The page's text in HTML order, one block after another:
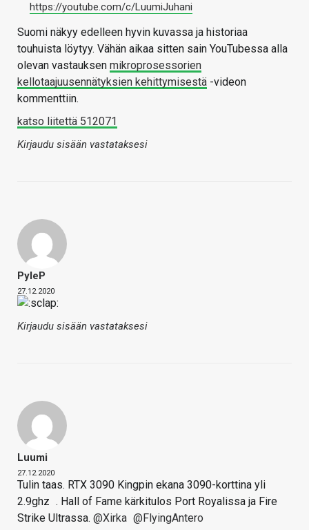
https://youtube.com/c/LuumiJuhani
Suomi näkyy edelleen hyvin kuvassa ja historiaa
touhuista löytyy. Vähän aikaa sitten sain YouTubessa alla
olevan vastauksen mikroprosessorien
kellotaajuusennätyksien kehittymisestä -videon
kommenttiin.
katso liitettä 512071
Kirjaudu sisään vastataksesi
PyleP
27.12.2020
Kirjaudu sisään vastataksesi
Luumi
27.12.2020
Tulin taas. RTX 3090 Kingpin ekana 3090-korttina yli
2.9ghz . Hall of Fame kärkitulos Port Royalissa ja Fire
Strike Ultrassa. @Xirka @FlyingAntero